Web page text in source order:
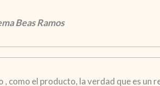
Beas Ramos
el producto, la verdad que es un